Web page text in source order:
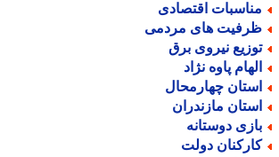
اقتصادی
های مردمی
نیروی برق
پاوه نژاد
چهارمحال
مازندران
دوستانه
دولت